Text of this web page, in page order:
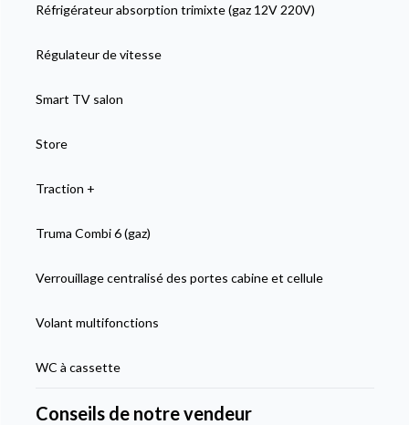
Réfrigérateur absorption trimixte (gaz 12V 220V)
Régulateur de vitesse
Smart TV salon
Store
Traction +
Truma Combi 6 (gaz)
Verrouillage centralisé des portes cabine et cellule
Volant multifonctions
WC à cassette
Conseils de notre vendeur